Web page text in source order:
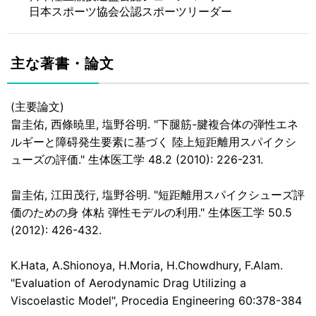
日本スポーツ協会公認スポーツリーダー
主な著書・論文
(主要論文)
畠圭佑, 西條暁里, 塩野谷明. "下腿筋-腱複合体の弾性エネ
ルギーと障碍発生要素に基づく 陸上短距離用スパイクシ
ューズの評価." 生体医工学 48.2 (2010): 226-231.
畠圭佑, 江田茂行, 塩野谷明. "短距離用スパイクシューズ評
価のための身 体粘 弾性モデルの利用." 生体医工学 50.5
(2012): 426-432.
K.Hata, A.Shionoya, H.Moria, H.Chowdhury, F.Alam.
"Evaluation of Aerodynamic Drag Utilizing a
Viscoelastic Model", Procedia Engineering 60:378-384